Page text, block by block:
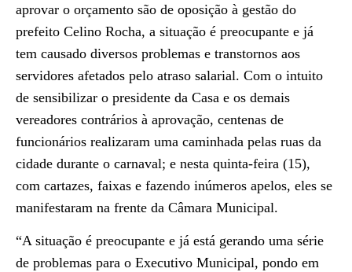
aprovar o orçamento são de oposição à gestão do
prefeito Celino Rocha, a situação é preocupante e já
tem causado diversos problemas e transtornos aos
servidores afetados pelo atraso salarial. Com o intuito
de sensibilizar o presidente da Casa e os demais
vereadores contrários à aprovação, centenas de
funcionários realizaram uma caminhada pelas ruas da
cidade durante o carnaval; e nesta quinta-feira (15),
com cartazes, faixas e fazendo inúmeros apelos, eles se
manifestaram na frente da Câmara Municipal.
“A situação é preocupante e já está gerando uma série
de problemas para o Executivo Municipal, pondo em